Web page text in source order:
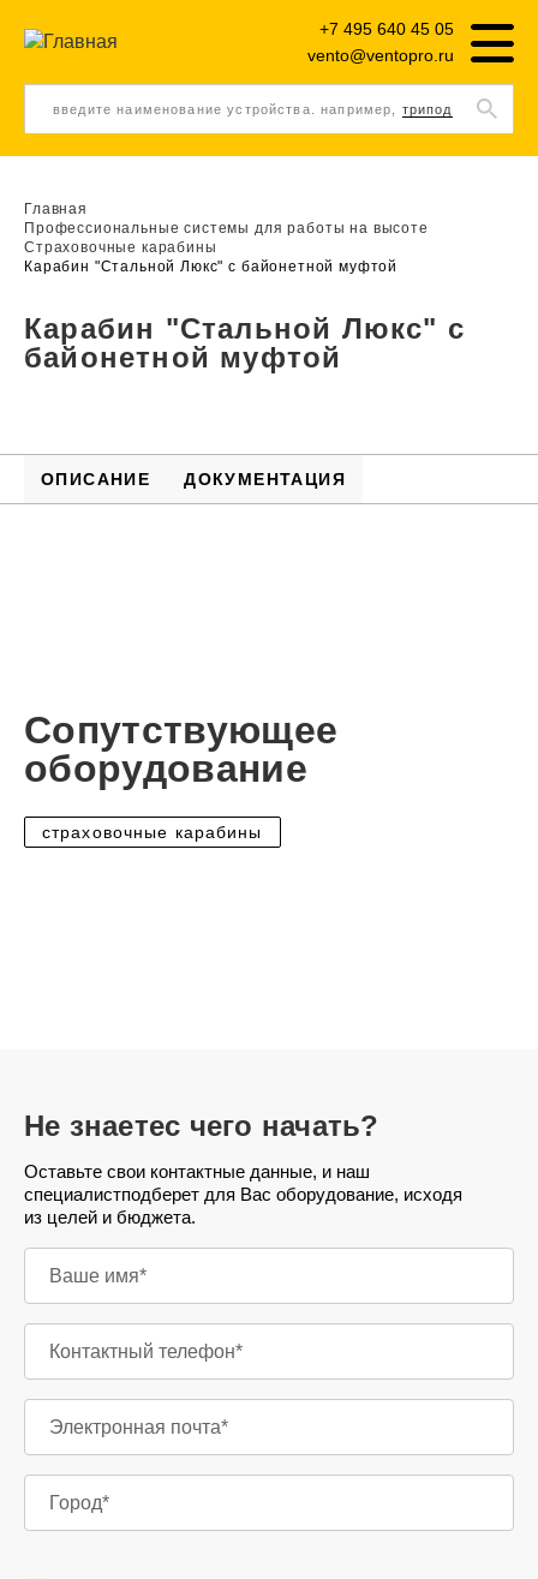
введите наименование устройства. например, трипод
vento@ventopro.ru
+7 495 640 45 05
Главная
Профессиональные системы для работы на высоте
Страховочные карабины
Карабин "Стальной Люкс" с байонетной муфтой
Карабин "Стальной Люкс" с
байонетной муфтой
ОПИСАНИЕ ДОКУМЕНТАЦИЯ
Сопутствующее
оборудование
страховочные карабины
Не знаетес чего начать?
Оставьте свои контактные данные, и наш
специалистподберет для Вас оборудование, исходя
из целей и бюджета.